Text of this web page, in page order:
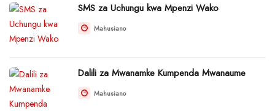
SMS za Uchungu kwa Mpenzi Wako
Mahusiano
Dalili za Mwanamke Kumpenda Mwanaume
Mahusiano